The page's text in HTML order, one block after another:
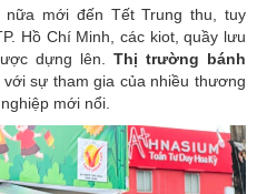
nữa mới đến Tết Trung thu , tuy
Hồ Chí Minh, các kiot, quầy lưu
dựng lên. Thị trường bánh
sự tham gia của nhiều thương
mới nổi.